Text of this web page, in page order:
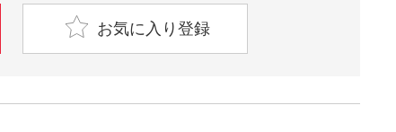
お気に入り登録